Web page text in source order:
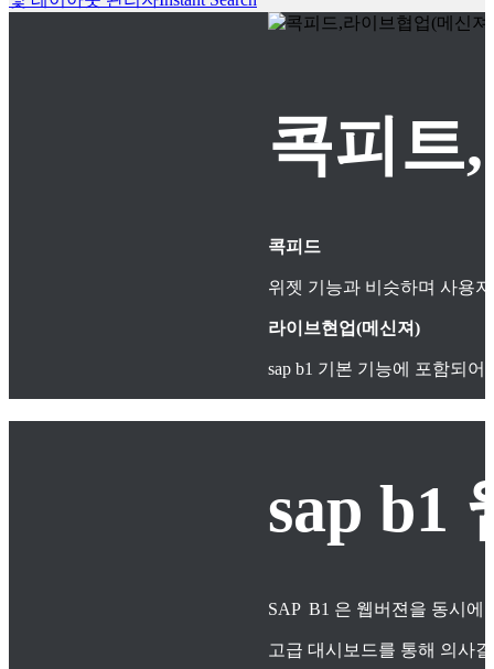
콕피트
콕피드
위젯 기능과 비슷하며 사용
라이브현업(메신져)
sap b1 기본 기능에 포함되
sap b1
SAP B1 은 웹버젼을 동시에
고급 대시보드를 통해 의사